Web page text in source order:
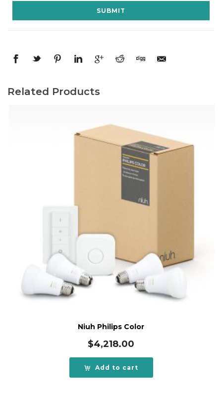
Related Products
Niuh Philips Color
$4,218.00
Add to cart